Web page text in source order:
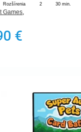
Rozšírenia 2 30 min.
Games
€